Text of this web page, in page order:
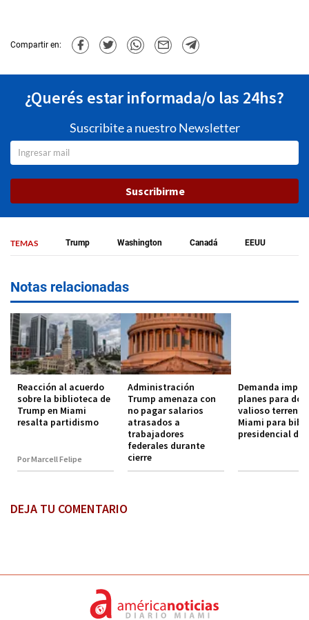
Compartir en:
¿Querés estar informada/o las 24hs?
Suscribite a nuestro Newsletter
Suscribirme
TEMAS Trump Washington Canadá EEUU
Notas relacionadas
Reacción al acuerdo
sobre la biblioteca de
Trump en Miami
resalta partidismo
Por Marcell Felipe
Administración
Trump amenaza con
no pagar salarios
atrasados a
trabajadores
federales durante
cierre
Demanda
planes para
valioso terreno
Miami para
presidencial de
DEJA TU COMENTARIO